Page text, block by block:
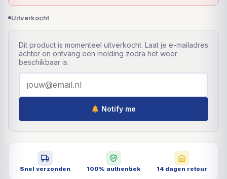
Uitverkocht
Dit product is momenteel uitverkocht. Laat je e-mailadres
achter en ontvang een melding zodra het weer
beschikbaar is.
Notify me
Snel verzonden 100% authentiek 14 dagen retour